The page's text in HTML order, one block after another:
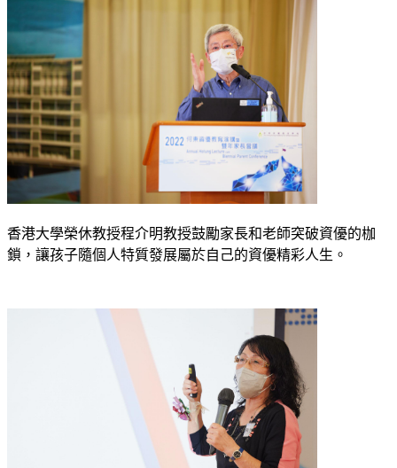
香港大學榮休教授程介明教授鼓勵家長和老師突破資優的枷
鎖，讓孩子隨個人特質發展屬於自己的資優精彩人生。